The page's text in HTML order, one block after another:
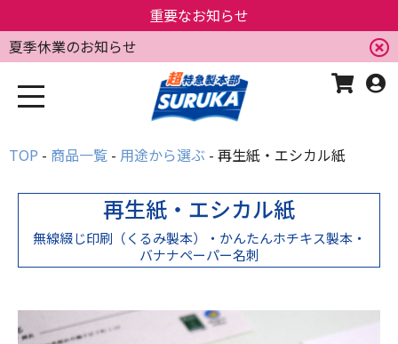
重要なお知らせ
夏季休業のお知らせ
TOP 商品一覧 用途から選ぶ 再生紙・エシカル紙
再生紙・エシカル紙
無線綴じ印刷（くるみ製本）・かんたんホチキス製本・
バナナペーパー名刺